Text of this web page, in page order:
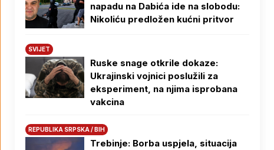
napadu na Dabića ide na slobodu:
Nikoliću predložen kućni pritvor
SVIJET
Ruske snage otkrile dokaze:
Ukrajinski vojnici poslužili za
eksperiment, na njima isprobana
vakcina
REPUBLIKA SRPSKA / BIH
Trebinje: Borba uspjela, situacija